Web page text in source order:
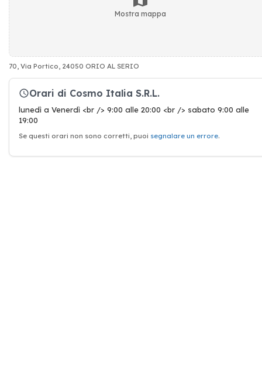
Mostra mappa
70, Via Portico, 24050 ORIO AL SERIO
Orari di Cosmo Italia S.R.L.
lunedì a Venerdì <br /> 9:00 alle 20:00 <br /> sabato 9:00 alle
19:00
Se questi orari non sono corretti, puoi segnalare un errore.